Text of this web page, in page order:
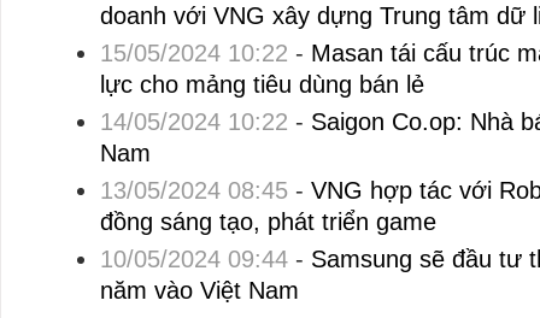
doanh với VNG xây dựng Trung tâm dữ
15/05/2024 10:22 - Masan tái cấu trúc
lực cho mảng tiêu dùng bán lẻ
14/05/2024 10:22 - Saigon Co.op: Nhà
Nam
13/05/2024 08:45- VNG hợp tác với
đồng sáng tạo, phát triển game
10/05/2024 09:44- Samsung sẽ đầu tư
năm vào Việt Nam